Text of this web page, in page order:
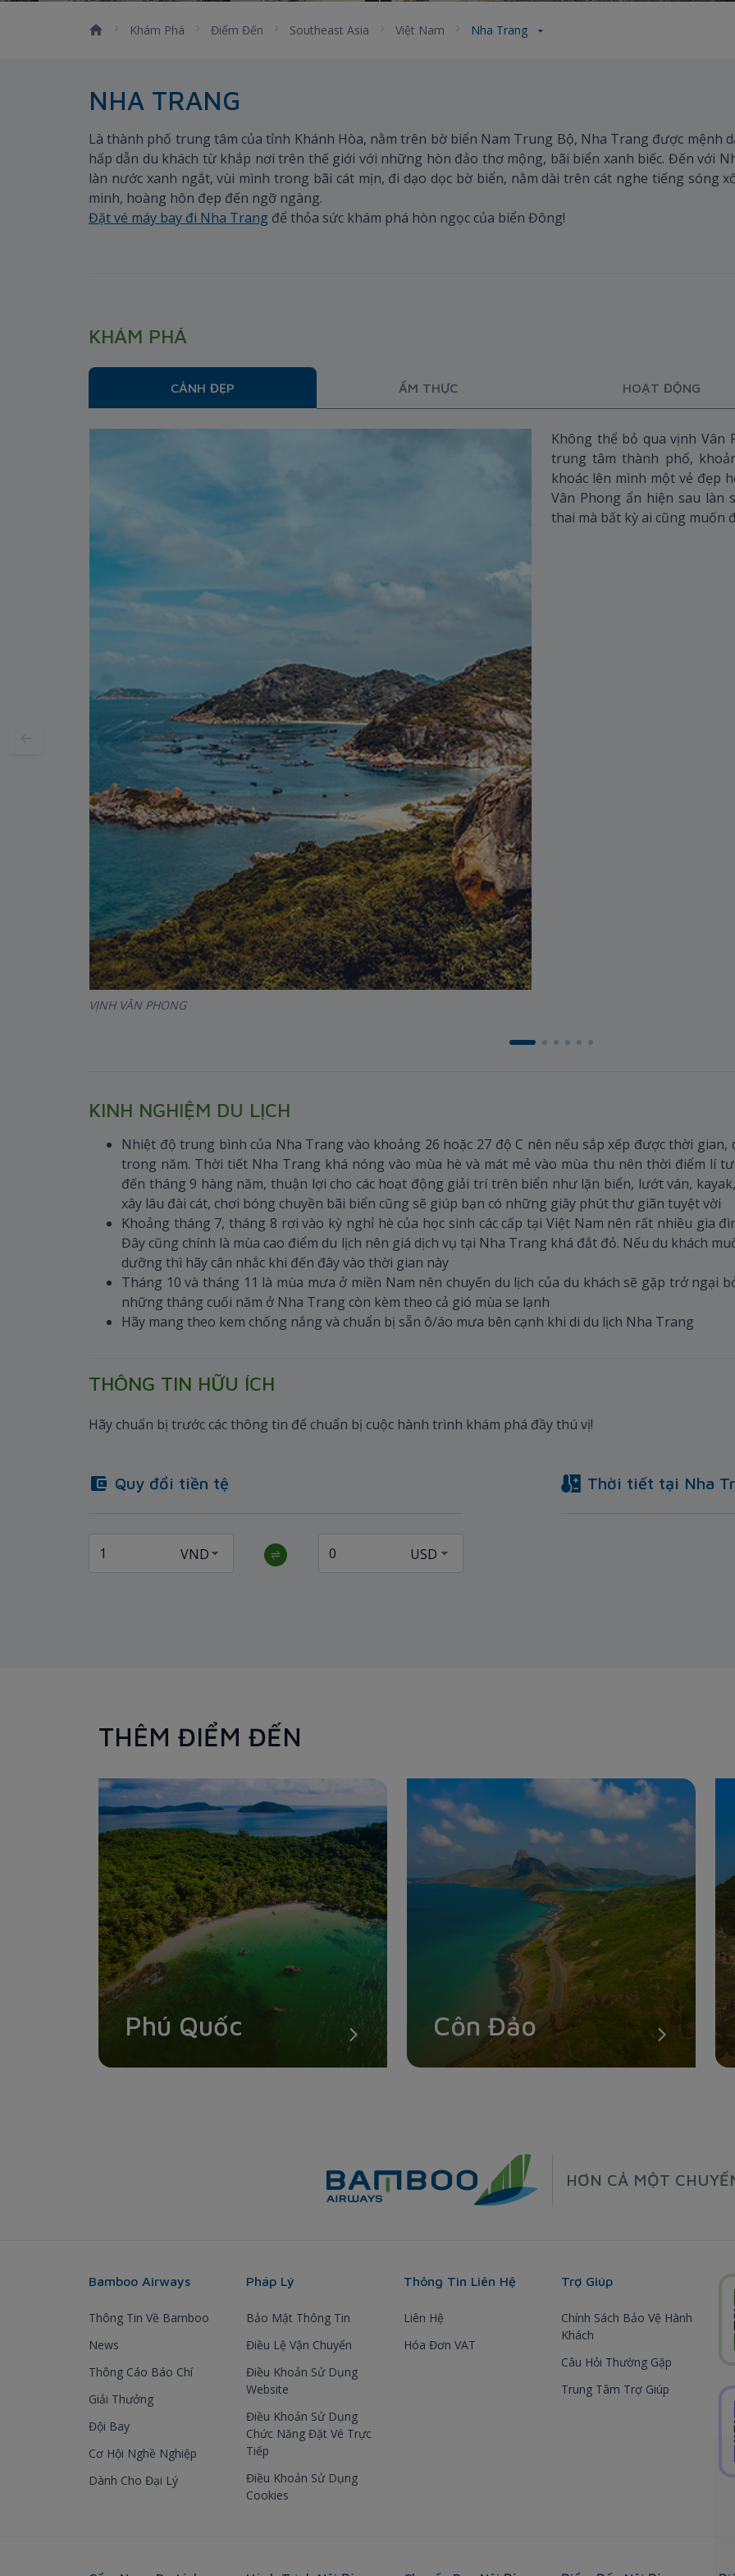
Khám Phá Điểm Đến Southeast Asia Việt Nam Nha Trang
NHA TRANG
Là thành phố trung tâm của tỉnh Khánh Hòa, nằm trên bờ biển Nam Trung Bộ, Nha Trang được mệnh
hấp dẫn du khách từ khắp nơi trên thế giới với những hòn đảo thơ mộng, bãi biển xanh biếc. Đến với
làn nước xanh ngắt, vùi mình trong bãi cát mịn, đi dạo dọc bờ biển, nằm dài trên cát nghe tiếng sóng
minh, hoàng hôn đẹp đến ngỡ ngàng.
Đặt vé máy bay đi Nha Trang để thỏa sức khám phá hòn ngọc của biển Đông!
KHÁM PHÁ
CẢNH ĐẸP ẨM THỰC HOẠT ĐỘNG
VỊNH VÂN PHONG
Không thể bỏ qua vịnh Vân
trung tâm thành phố,
khoác lên mình một vẻ đẹp
Vân Phong ẩn hiện sau làn
thai mà bất kỳ ai cũng muốn
KINH NGHIỆM DU LỊCH
Nhiệt độ trung bình của Nha Trang vào khoảng 26 hoặc 27 độ C nên nếu sắp xếp được thời
trong năm. Thời tiết Nha Trang khá nóng vào mùa hè và mát mẻ vào mùa thu nên thời điểm lí
đến tháng 9 hàng năm, thuận lợi cho các hoạt động giải trí trên biển như lặn biển, lướt ván,
xây lâu đài cát, chơi bóng chuyền bãi biển cũng sẽ giúp bạn có những giây phút thư giãn tuyệt vời
Khoảng tháng 7, tháng 8 rơi vào kỳ nghỉ hè của học sinh các cấp tại Việt Nam nên rất nhiều gia
Đây cũng chính là mùa cao điểm du lịch nên giá dịch vụ tại Nha Trang khá đắt đỏ. Nếu du khách
dưỡng thì hãy cân nhắc khi đến đây vào thời gian này
Tháng 10 và tháng 11 là mùa mưa ở miền Nam nên chuyến du lịch của du khách sẽ gặp trở ngại
những tháng cuối năm ở Nha Trang còn kèm theo cả gió mùa se lạnh
Hãy mang theo kem chống nắng và chuẩn bị sẵn ô/áo mưa bên cạnh khi di du lịch Nha Trang
THÔNG TIN HỮU ÍCH
Hãy chuẩn bị trước các thông tin để chuẩn bị cuộc hành trình khám phá đầy thú vị!
Quy đổi tiền tệ Thời tiết tại Nha
THÊM ĐIỂM ĐẾN
Phú Quốc Côn Đảo
HƠN CẢ MỘT
Bamboo Airways
Thông Tin Về Bamboo
News
Thông Cáo Báo Chí
Giải Thưởng
Đội Bay
Cơ Hội Nghề Nghiệp
Dành Cho Đại Lý
Pháp Lý
Bảo Mật Thông Tin
Điều Lệ Vận Chuyển
Điều Khoản Sử Dụng
Website
Điều Khoản Sử Dụng
Chức Năng Đặt Vé Trực
Tiếp
Điều Khoản Sử Dụng
Cookies
Thông Tin Liên Hệ
Liên Hệ
Hóa Đơn VAT
Trợ Giúp
Chính Sách Bảo Vệ Hành
Khách
Câu Hỏi Thường Gặp
Trung Tâm Trợ Giúp